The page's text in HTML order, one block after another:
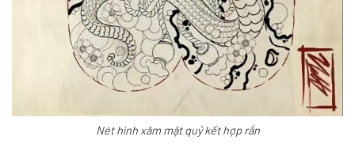
Nét hình xăm mặt quỷ kết hợp rắn